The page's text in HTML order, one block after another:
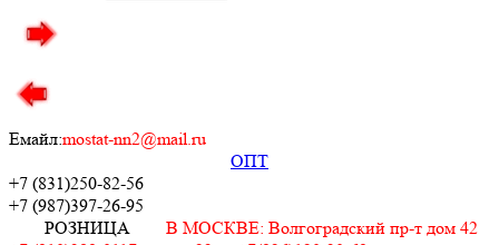
Емайл:mostat-nn2@mail.ru
ОПТ
+7 (831)250-82-56
+7 (987)397-26-95
РОЗНИЦА
В МОСКВЕ: Волгоградский пр-т дом 42